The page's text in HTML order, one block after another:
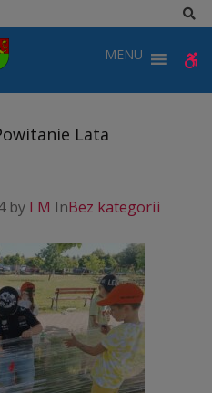
MENU
Lata
by I M InBez kategorii